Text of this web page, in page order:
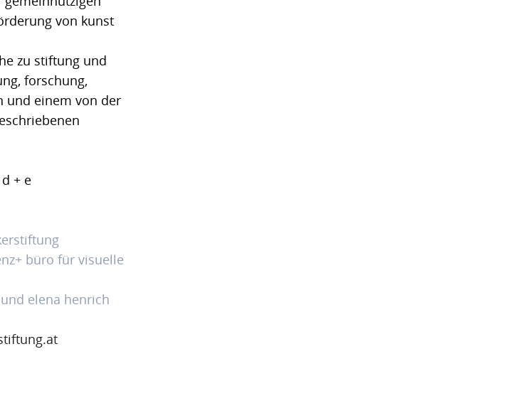
von kunst
zu stiftung und
forschung,
und einem von der
+ e
büro für visuelle
elena henrich